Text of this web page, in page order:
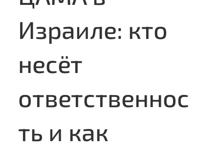
Израиле: кто
несёт
ответственнос
ть и как